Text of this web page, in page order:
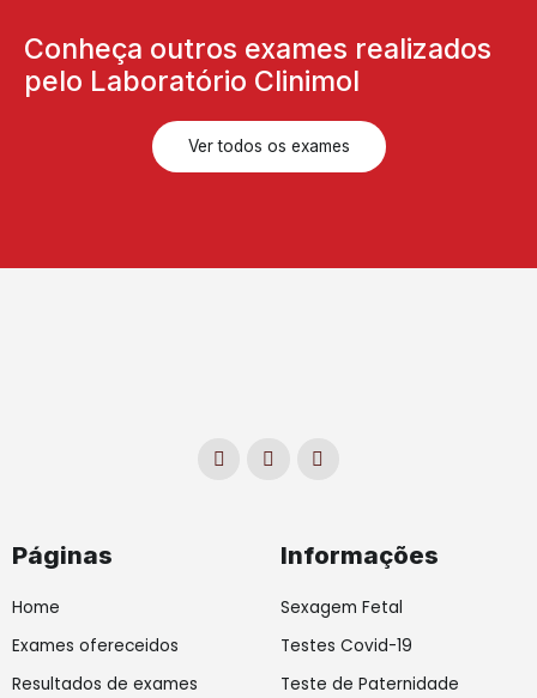
Conheça outros exames realizados
pelo Laboratório Clinimol
Ver todos os exames
c
s
n
n
n
Páginas
Home
Exames ofereceidos
Resultados de exames
Informações
Sexagem Fetal
Testes Covid-19
Teste de Paternidade